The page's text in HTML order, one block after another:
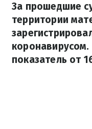
За прошедшие
территории
показатель от